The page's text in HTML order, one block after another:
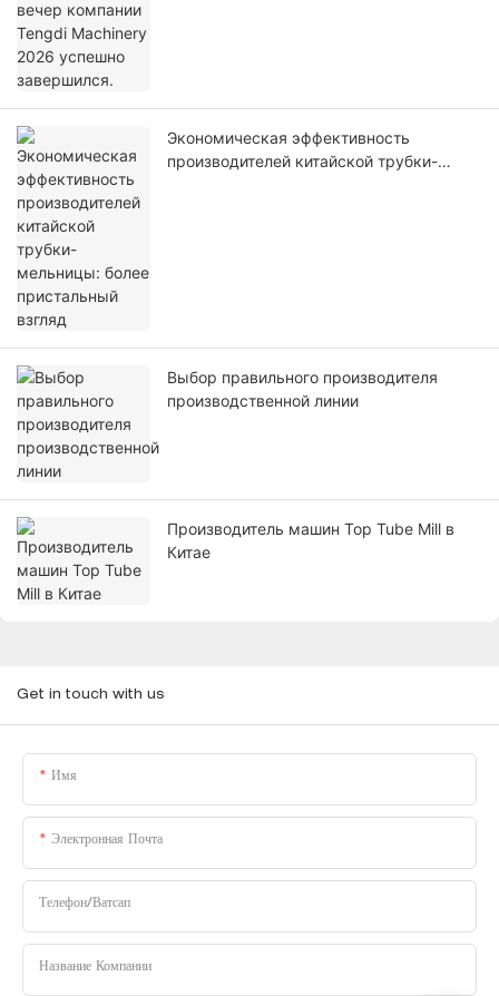
Экономическая эффективность
производителей китайской трубки-
Выбор правильного производителя
производственной линии
Производитель машин Top Tube Mill в
Китае
Get in touch with us
Имя
Электронная Почта
Телефон/Ватсап
Название Компании